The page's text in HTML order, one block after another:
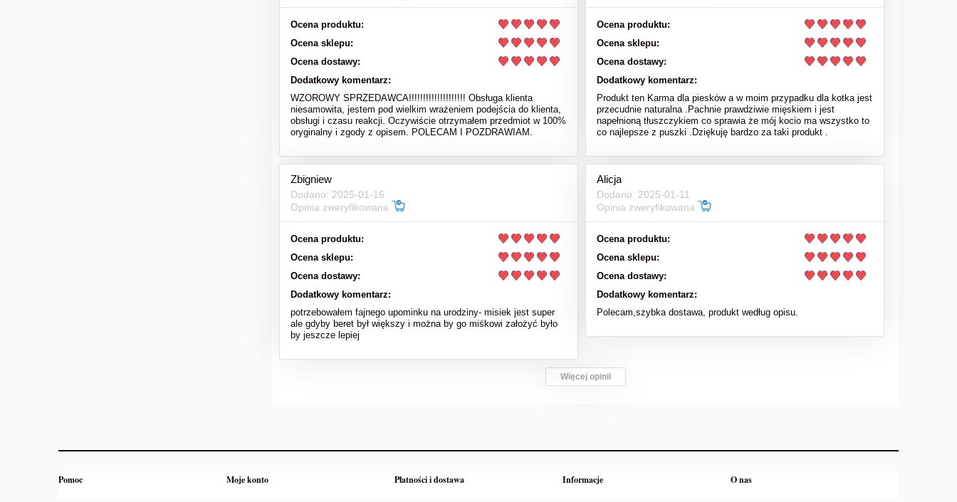
Ocena produktu:
Ocena sklepu:
Ocena dostawy:
Dodatkowy komentarz:
WZOROWY SPRZEDAWCA!!!!!!!!!!!!!!!!!!!! Obsługa klienta
niesamowita, jestem pod wielkim wrażeniem podejścia do klienta,
obsługi i czasu reakcji. Oczywiście otrzymałem przedmiot w 100%
oryginalny i zgody z opisem. POLECAM I POZDRAWIAM.
Ocena produktu:
Ocena sklepu:
Ocena dostawy:
Dodatkowy komentarz:
Produkt ten Karma dla piesków a w moim przypadku dla kotka jest
przecudnie naturalna .Pachnie prawdziwie mięskiem i jest
napełnioną tłuszczykiem co sprawia że mój kocio ma wszystko to
co najlepsze z puszki .Dziękuję bardzo za taki produkt .
Zbigniew
Dodano: 2025-01-16
Opinia zweryfikowana
Ocena produktu:
Ocena sklepu:
Ocena dostawy:
Dodatkowy komentarz:
potrzebowałem fajnego upominku na urodziny- misiek jest super
ale gdyby beret był większy i można by go miśkowi założyć było
by jeszcze lepiej
Alicja
Dodano: 2025-01-11
Opinia zweryfikowana
Ocena produktu:
Ocena sklepu:
Ocena dostawy:
Dodatkowy komentarz:
Polecam,szybka dostawa, produkt według opisu.
Więcej opinii
Pomoc Moje konto Płatności i dostawa Informacje O nas